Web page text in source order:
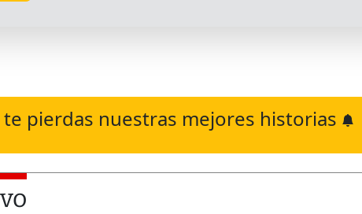
te pierdas nuestras mejores historias